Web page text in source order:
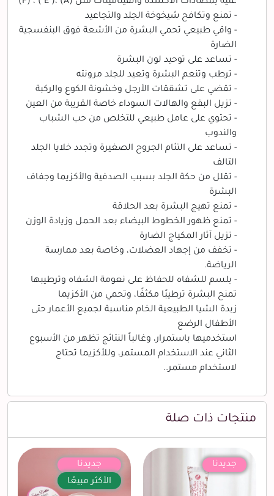
- تمنع وتكافح شيخوخة الجلد والتجاعيد
- واقي طبيعي تحمي البشرة من الأشعة فوق البنفسجية
الضارة
- تساعد على توحيد لون البشرة
- ترطب وتنعم البشرة وتعيد للجلد مرونته
- تقضي على تشققات الأرجل وخشونة الكوع والركبة
- تزيل البقع والهالات السوداء خاصة القريبة من العين
- تحتوي على عامل طبيعي للتخلص من حب الشباب
والندوب
- تساعد على التئام الجروح الصغيرة وتجدد خلايا الجلد
التالف
- تقلل من حكة الجلد بسبب الصدفية والأكزيما وجفاف
البشرة
- تمنع تهيج البشرة بعد الحلاقة
- تمنع ظهور الخطوط البيضاء بعد الحمل وزيادة الوزن
- تزيل آثار المكياج الضارة
- تخفف من إجهاد العضلات، وخاصة بعد ممارسة
الرياضة.
- بلسم للشفاه للحفاظ على نعومة الشفاه وترطيبها
تمنح البشرة ترطيبًا مكثفًا، وتحمي من الأكزيما
زبدة الشيا الطبيعية الخام مناسبة لجميع الأعمار حتى
الأطفال الرضع
استخدميها باستمرار، وغالباً النتائج تظهر من الأسبوع
الثاني عند الاستخدام المستمر، وللأكزيما تحتاج
لاستخدام مستمر..
منتجات ذات صلة
جديدنا
جديدنا
الأكثر مبيعًا